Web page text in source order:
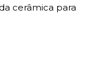
cerâmica para